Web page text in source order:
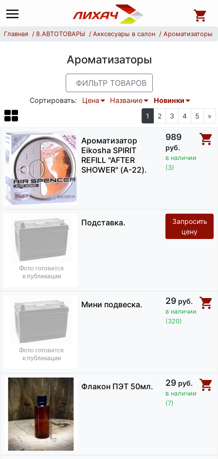
Главная 8.АВТОТОВАРЫ Акксесуары в салон Ароматизаторы
Ароматизаторы
ФИЛЬТР ТОВАРОВ
Сортировать: Цена Название
Новинки
1
2 3 4 5 »
Ароматизатор
Eikosha SPIRIT
REFILL "AFTER
SHOWER" (А-22).
989
руб.
в наличии
(3)
Подставка.
Запросить
цену
Мини подвеска. 29 руб.
в наличии
(320)
Флакон ПЭТ 50мл. 29 руб.
в наличии
(7)